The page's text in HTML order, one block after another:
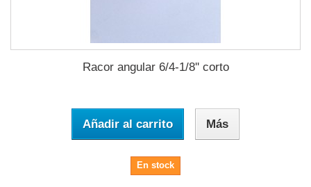
Racor angular 6/4-1/8'' corto
Añadir al carrito Más
En stock